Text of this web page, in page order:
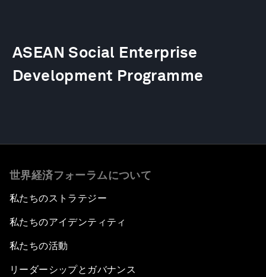
ASEAN Social Enterprise
Development Programme
世界経済フォーラムについて
私たちのストラテジー
私たちのアイデンティティ
私たちの活動
リーダーシップとガバナンス